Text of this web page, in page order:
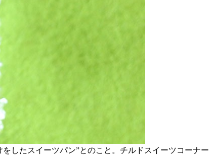
したスイーツパン”とのこと。チルドスイーツコーナー